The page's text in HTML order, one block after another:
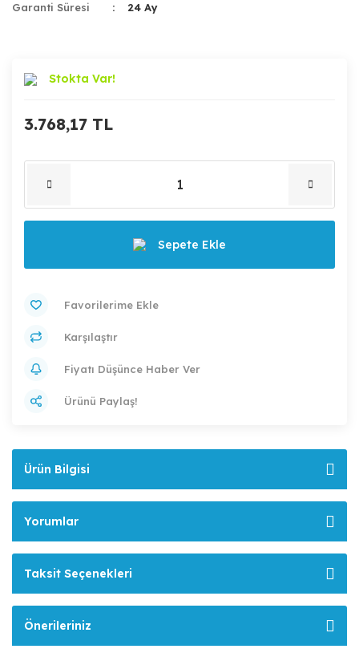
Garanti Süresi
24 Ay
Stokta Var!
3.768,17 TL
Sepete Ekle
Karşılaştır
Fiyatı Düşünce Haber Ver
Ürünü Paylaş!
Ürün Bilgisi
Yorumlar
Taksit Seçenekleri
Önerileriniz